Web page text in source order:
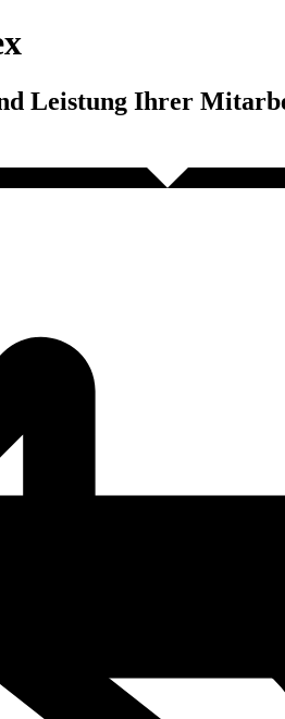
Leistung Ihrer